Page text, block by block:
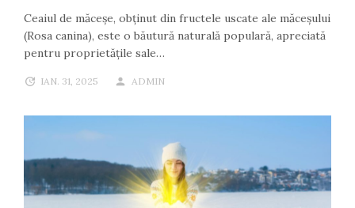
Ceaiul de măceșe, obținut din fructele uscate ale măceșului
(Rosa canina), este o băutură naturală populară, apreciată
pentru proprietățile sale…
IAN. 31, 2025 ADMIN